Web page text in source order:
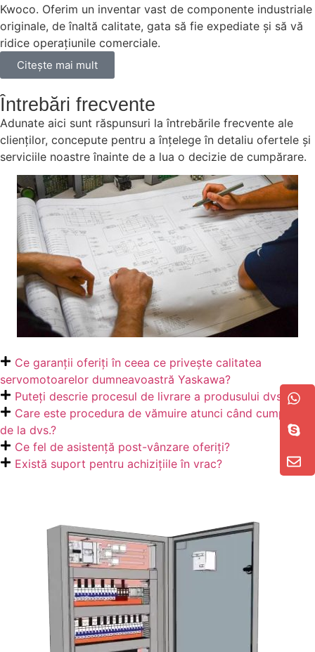
Kwoco. Oferim un inventar vast de componente industriale
originale, de înaltă calitate, gata să fie expediate și să vă
ridice operațiunile comerciale.
Citeşte mai mult
Întrebări frecvente
Adunate aici sunt răspunsuri la întrebările frecvente ale
clienților, concepute pentru a înțelege în detaliu ofertele și
serviciile noastre înainte de a lua o decizie de cumpărare.
Ce garanții oferiți în ceea ce privește calitatea
servomotoarelor dumneavoastră Yaskawa?
Puteți descrie procesul de livrare a produsului dvs.?
Care este procedura de vămuire atunci când cumpărați
de la dvs.?
Ce fel de asistență post-vânzare oferiți?
Există suport pentru achizițiile în vrac?